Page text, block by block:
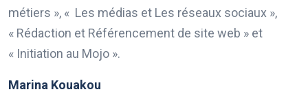
métiers », « Les médias et Les réseaux sociaux »,
« Rédaction et Référencement de site web » et
« Initiation au Mojo ».
Marina Kouakou